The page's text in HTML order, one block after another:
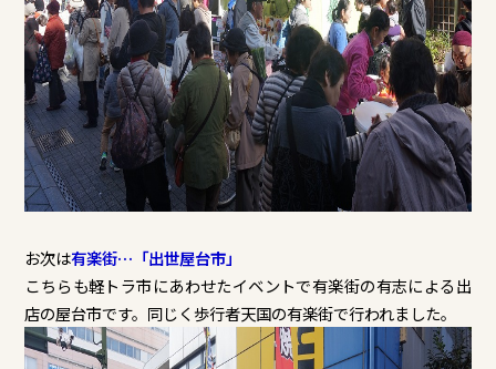
お次は有楽街…「出世屋台市」
こちらも軽トラ市にあわせたイベントで有楽街の有志による出
店の屋台市です。同じく歩行者天国の有楽街で行われました。